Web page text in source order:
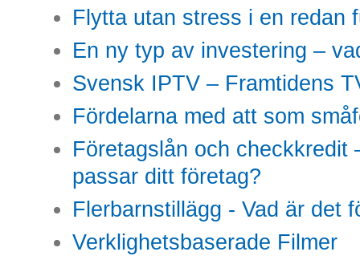
Flytta utan stress i en redan
En ny typ av investering –
Svensk IPTV – Framtidens
Fördelarna med att som
Företagslån och checkkredit
passar ditt företag?
Flerbarnstillägg - Vad är det
Verklighetsbaserade Filmer